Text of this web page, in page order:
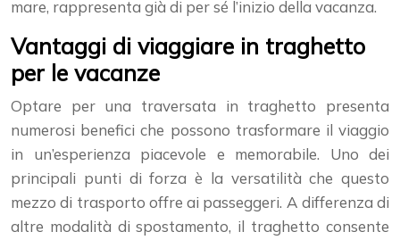
mare, rappresenta già di per sé l’inizio della vacanza.
Vantaggi di viaggiare in traghetto
per le vacanze
Optare per una traversata in traghetto presenta
numerosi benefici che possono trasformare il viaggio
in un’esperienza piacevole e memorabile. Uno dei
principali punti di forza è la versatilità che questo
mezzo di trasporto offre ai passeggeri. A differenza di
altre modalità di spostamento, il traghetto consente